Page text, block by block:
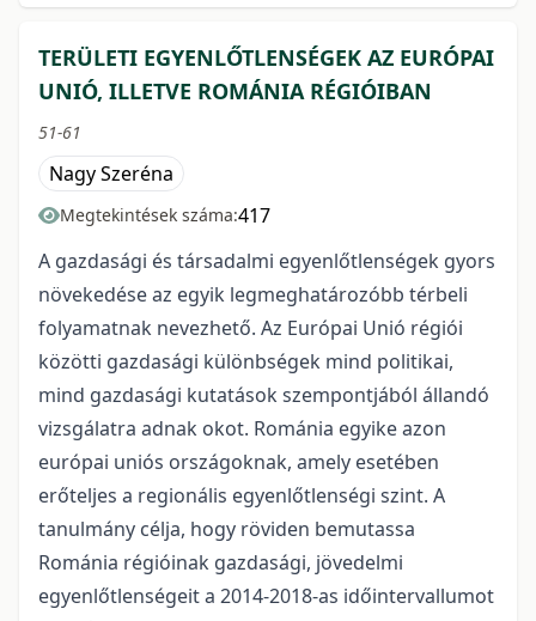
TERÜLETI EGYENLŐTLENSÉGEK AZ EURÓPAI
UNIÓ, ILLETVE ROMÁNIA RÉGIÓIBAN
51-61
Nagy Szeréna
Megtekintések száma:417
A gazdasági és társadalmi egyenlőtlenségek gyors
növekedése az egyik legmeghatározóbb térbeli
folyamatnak nevezhető. Az Európai Unió régiói
közötti gazdasági különbségek mind politikai,
mind gazdasági kutatások szempontjából állandó
vizsgálatra adnak okot. Románia egyike azon
európai uniós országoknak, amely esetében
erőteljes a regionális egyenlőtlenségi szint. A
tanulmány célja, hogy röviden bemutassa
Románia régióinak gazdasági, jövedelmi
egyenlőtlenségeit a 2014-2018-as időintervallumot